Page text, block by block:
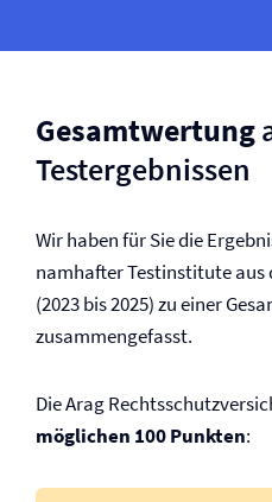
Gesamtwertung
Testergebnissen
Wir haben für Sie die
namhafter Testinstitute aus
(2023 bis 2025) zu einer
zusammengefasst.
Die Arag
möglichen 100 Punkten: